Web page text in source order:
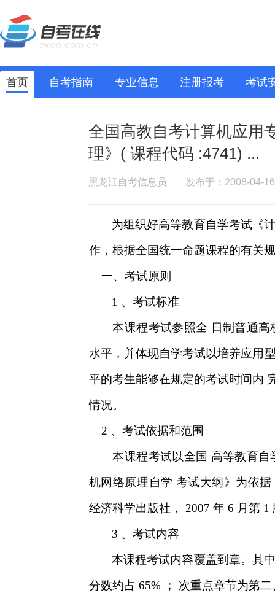
首页 自考指南 专业信息 注册报考 考试
全国高教自考计算机应用
理》( 课程代码 :4741) ...
黑龙江自考信息员 发布于：2008-04-16
为组织好高等教育自学考试《
作，根据全国统一命题课程的有关
一、考试原则
1 、考试标准
本课程考试参照全 日制普通
水平，并体现自学考试以培养应用
平的考生能够在规定的考试时间内
情况。
2 、考试依据和范围
本课程考试以全国 高等教育自
机网络原理自学 考试大纲》为依
经济科学出版社，
2007 年 6 月第 1
3 、考试内容
本课程考试内容覆盖到章。其
分数约占 65% ； 次重点章节为第